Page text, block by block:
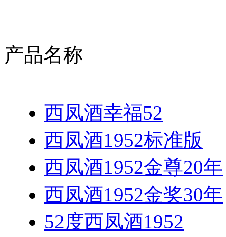
产品名称
西凤酒幸福52
西凤酒1952标准版
西凤酒1952金尊20年
西凤酒1952金奖30年
52度西凤酒1952